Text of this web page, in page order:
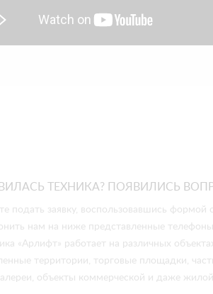
ТЕХНИКА? ПОЯВИЛИСЬ
подать заявку, воспользовавшись формой
нам на ниже представленные
«Арлифт» работает на различных
территории, торговые площадки,
объекты коммерческой и даже